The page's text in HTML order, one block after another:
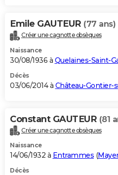
Emile GAUTEUR (77 ans)
Créer une cagnotte obsèques
Naissance
30/08/1936 à Quelaines-Saint-
Décès
03/06/2014 à Château-Gontier-
Constant GAUTEUR (81
Créer une cagnotte obsèques
Naissance
14/06/1932 à Entrammes (
Décès